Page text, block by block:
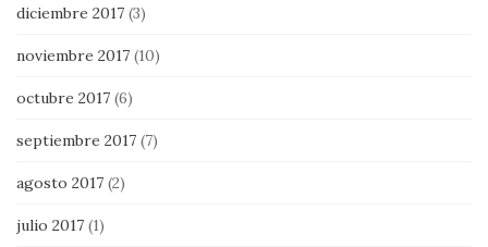
diciembre 2017 (3)
noviembre 2017 (10)
octubre 2017 (6)
septiembre 2017 (7)
agosto 2017 (2)
julio 2017 (1)